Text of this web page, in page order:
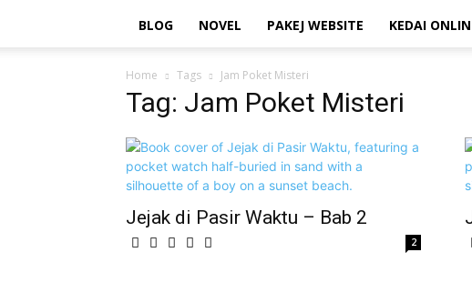
BLOG NOVEL PAKEJ WEBSITE KEDAI
Home Tags Jam Poket Misteri
Tag: Jam Poket Misteri
Jejak di Pasir Waktu – Bab 2
2